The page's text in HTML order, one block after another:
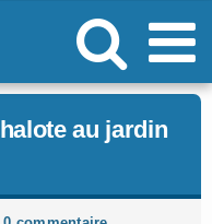
au jardin